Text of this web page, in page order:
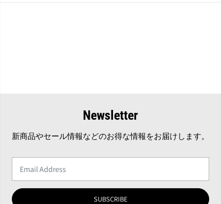
Newsletter
新商品やセール情報などのお得な情報をお届けします。
SUBSCRIBE